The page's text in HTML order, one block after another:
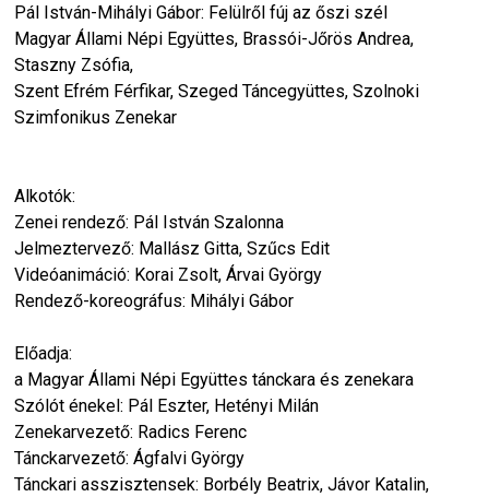
Pál István-Mihályi Gábor: Felülről fúj az őszi szél
Magyar Állami Népi Együttes, Brassói-Jőrös Andrea,
Staszny Zsófia,
Szent Efrém Férfikar, Szeged Táncegyüttes, Szolnoki
Szimfonikus Zenekar
Alkotók:
Zenei rendező: Pál István Szalonna
Jelmeztervező: Mallász Gitta, Szűcs Edit
Videóanimáció: Korai Zsolt, Árvai György
Rendező-koreográfus: Mihályi Gábor
Előadja:
a Magyar Állami Népi Együttes tánckara és zenekara
Szólót énekel: Pál Eszter, Hetényi Milán
Zenekarvezető: Radics Ferenc
Tánckarvezető: Ágfalvi György
Tánckari asszisztensek: Borbély Beatrix, Jávor Katalin,